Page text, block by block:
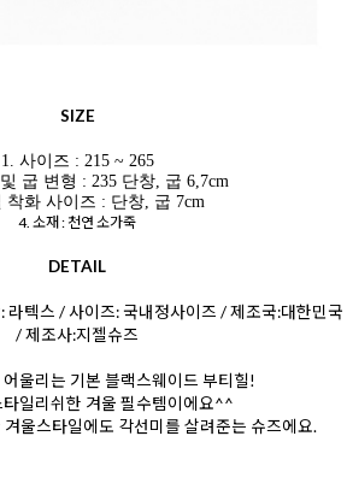
SIZE
1. 사이즈 : 215 ~ 265
굽 변형 : 235 단창, 굽 6,7cm
착화 사이즈 : 단창, 굽 7cm
4. 소재 : 천연 소가죽
DETAIL
라텍스 / 사이즈: 국내정사이즈 / 제조국:대한민국
/ 제조사:지젤슈즈
울리는 기본 블랙스웨이드 부티힐!
일리쉬한 겨울 필수템이에요^^
울스타일에도 각선미를 살려준는 슈즈에요.